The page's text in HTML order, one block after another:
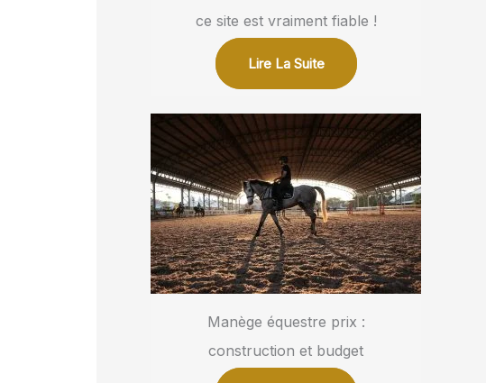
ce site est vraiment fiable !
Lire La Suite
Manège équestre prix :
construction et budget